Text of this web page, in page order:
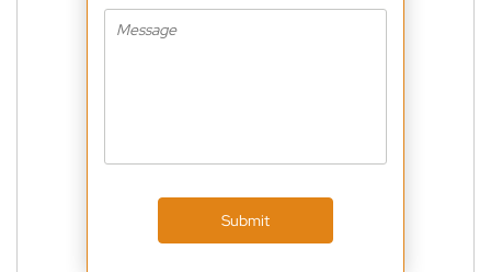
Submit